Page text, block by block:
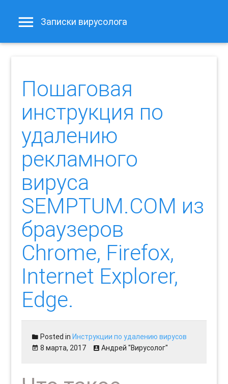
Записки вирусолога
Пошаговая
инструкция по
удалению
рекламного
вируса
SEMPTUM.COM из
браузеров
Chrome, Firefox,
Internet Explorer,
Edge.
Posted inИнструкции по удалению вирусов
8 марта, 2017
Андрей "Вирусолог"